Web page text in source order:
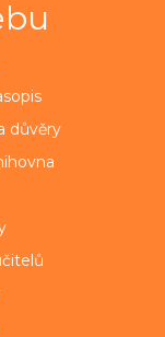
důvěry